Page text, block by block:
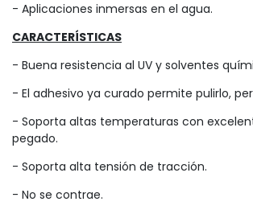
- Aplicaciones inmersas en el agua.
CARACTERÍSTICAS
- Buena resistencia al UV y solventes
- El adhesivo ya curado permite pulirlo,
- Soporta altas temperaturas con
pegado.
- Soporta alta tensión de tracción.
- No se contrae.